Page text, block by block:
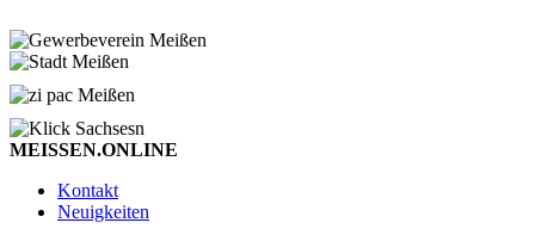
MEISSEN.ONLINE
Kontakt
Neuigkeiten